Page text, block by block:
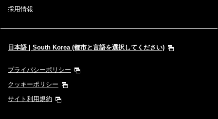
採用情報
日本語 | South Korea (都市と言語を選択してください)
プライバシーポリシー
クッキーポリシー
サイト利用規約